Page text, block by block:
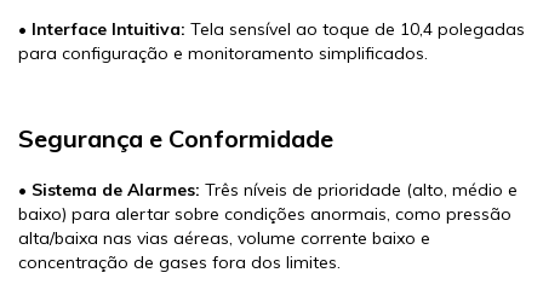
• Interface Intuitiva: Tela sensível ao toque de 10,4 polegadas
para configuração e monitoramento simplificados.
Segurança e Conformidade
• Sistema de Alarmes: Três níveis de prioridade (alto, médio e
baixo) para alertar sobre condições anormais, como pressão
alta/baixa nas vias aéreas, volume corrente baixo e
concentração de gases fora dos limites.